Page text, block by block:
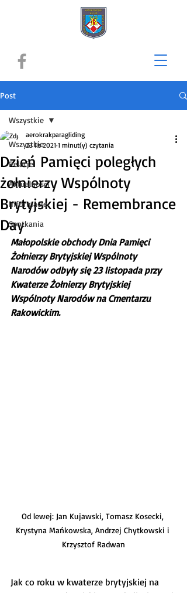
Post
Wszystkie
Relacje
Aktualności
Informacje
Spotkania
Wszystkie
Dzień Pamięci poległych
żołnierzy Wspólnoty
Brytyjskiej - Remembrance
Day
aerokrakparagliding
23 lis 2021 1 minut(y) czytania
Małopolskie obchody Dnia Pamięci
Żołnierzy Brytyjskiej Wspólnoty
Narodów odbyły się 23 listopada przy
Kwaterze Żołnierzy Brytyjskiej
Wspólnoty Narodów na Cmentarzu
Rakowickim.
Od lewej: Jan Kujawski, Tomasz Kosecki,
Krystyna Mańkowska, Andrzej Chytkowski i
Krzysztof Radwan
Jak co roku w kwaterze brytyjskiej na